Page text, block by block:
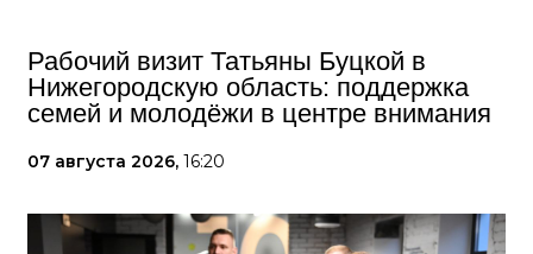
Рабочий визит Татьяны Буцкой в
Нижегородскую область: поддержка
семей и молодёжи в центре внимания
07 августа 2026, 16:20